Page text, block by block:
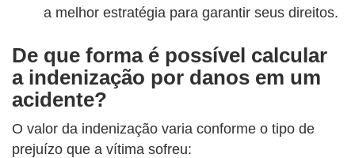
a melhor estratégia para garantir seus direitos.
De que forma é possível calcular
a indenização por danos em um
acidente?
O valor da indenização varia conforme o tipo de
prejuízo que a vítima sofreu: